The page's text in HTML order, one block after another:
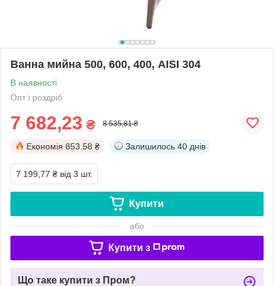
Ванна мийна 500, 600, 400, AISI 304
В наявності
Опт і роздріб
7 682,23 ₴ 8 535,81 ₴
Економія 853.58 ₴ Залишилось 40 днів
7 199,77 ₴ від 3 шт.
Купити
або
Купити з
Що таке купити з Пром?